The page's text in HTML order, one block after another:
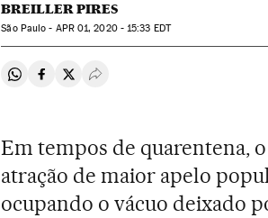
BREILLER PIRES
São Paulo - APR01, 2020 - 15:33 EDT
Compartir en Whatsapp
Compartir en Facebook
Compartir en Twitter
Desplegar Redes Sociales
Em tempos de quarentena, o
atração de maior apelo
ocupando o vácuo deixado